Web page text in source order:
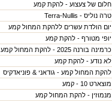
חלום של צעצוע - להקת קמע
טרה נוליס - Terra-Nullis
יום הולדת עשרים ללהקת המחול קמע
יופי מטורף - להקת קמע
כרמינה בורנה 2025 - להקת המחול קמע
לא נודע - להקת קמע
להקת המחול קמע - גודאני & פוניאדקיס
מוצארט 10 - קמע
מנמוזין - להקת המחול קמע